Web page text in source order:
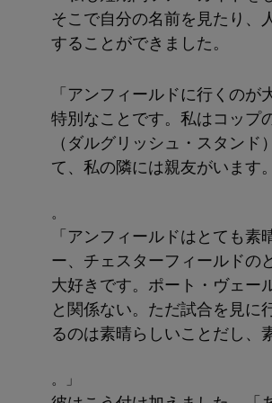
そこで自分の名前を見たり、
することができました。
「アンフィールドに行くの
特別なことです。私はコップ
（ダルグリッシュ・スタン
て、私の隣には親友がいます
。
「アンフィールドはとても
ー、チェスターフィールドの
大好きです。ポート・ヴェー
と関係ない。ただ試合を見に
るのは素晴らしいことだし、
。」